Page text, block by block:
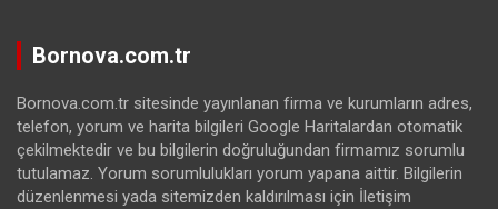
Bornova.com.tr
Bornova.com.tr sitesinde yayınlanan firma ve kurumların adres,
telefon, yorum ve harita bilgileri Google Haritalardan otomatik
çekilmektedir ve bu bilgilerin doğruluğundan firmamız sorumlu
tutulamaz. Yorum sorumlulukları yorum yapana aittir. Bilgilerin
düzenlenmesi yada sitemizden kaldırılması için İletişim